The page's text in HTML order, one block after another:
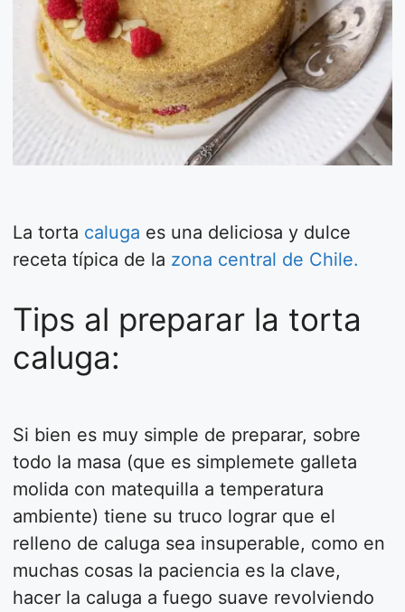
La torta caluga es una deliciosa y dulce
receta típica de la zona central de Chile.
Tips al preparar la torta
caluga:
Si bien es muy simple de preparar, sobre
todo la masa (que es simplemete galleta
molida con matequilla a temperatura
ambiente) tiene su truco lograr que el
relleno de caluga sea insuperable, como en
muchas cosas la paciencia es la clave,
hacer la caluga a fuego suave revolviendo